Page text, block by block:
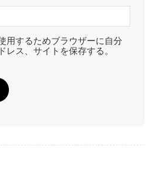
用するためブラウザーに自分
レス、サイトを保存する。